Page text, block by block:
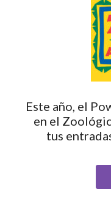
Este año, el
en el
tus